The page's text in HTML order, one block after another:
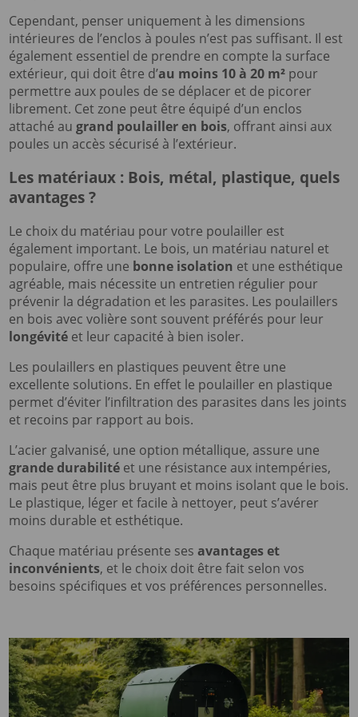
Cependant, penser uniquement à les dimensions
intérieures de l’enclos à poules n’est pas suffisant. Il est
également essentiel de prendre en compte la surface
extérieur, qui doit être d’au moins 10 à 20 m² pour
permettre aux poules de se déplacer et de picorer
librement. Cet zone peut être équipé d’un enclos
attaché au grand poulailler en bois, offrant ainsi aux
poules un accès sécurisé à l’extérieur.
Les matériaux : Bois, métal, plastique, quels
avantages ?
Le choix du matériau pour votre poulailler est
également important. Le bois, un matériau naturel et
populaire, offre une bonne isolation et une esthétique
agréable, mais nécessite un entretien régulier pour
prévenir la dégradation et les parasites. Les poulaillers
en bois avec volière sont souvent préférés pour leur
longévité et leur capacité à bien isoler.
Les poulaillers en plastiques peuvent être une
excellente solutions. En effet le poulailler en plastique
permet d’éviter l’infiltration des parasites dans les joints
et recoins par rapport au bois.
L’acier galvanisé, une option métallique, assure une
grande durabilité et une résistance aux intempéries,
mais peut être plus bruyant et moins isolant que le bois.
Le plastique, léger et facile à nettoyer, peut s’avérer
moins durable et esthétique.
Chaque matériau présente sesavantages et
inconvénients, et le choix doit être fait selon vos
besoins spécifiques et vos préférences personnelles.